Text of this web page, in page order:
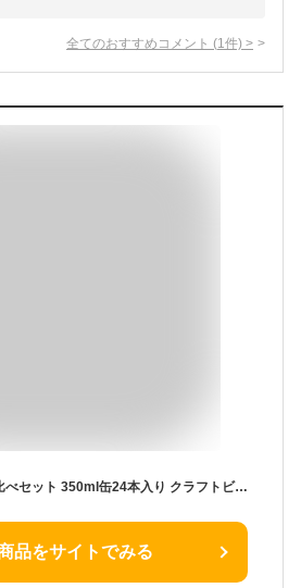
全てのおすすめコメント (1 件) >
THE軽井沢ビール 飲み比べセット 350ml缶24本入り クラフトビール 地ビール 詰め合わせ 定番 8種 N-CX
品をサイトでみる